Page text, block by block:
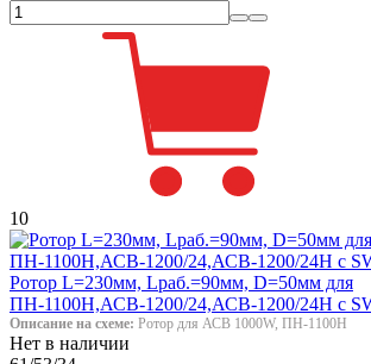
10
Ротор L=230мм, Lраб.=90мм, D=50мм для
ПН-1100Н,АСВ-1200/24,АСВ-1200/24Н с
Описание на схеме: Ротор для АСВ 1000W, ПН-1100Н
Нет в наличии